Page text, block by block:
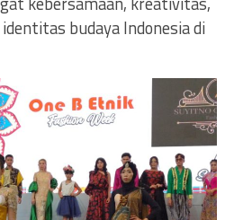
budaya Indonesia di